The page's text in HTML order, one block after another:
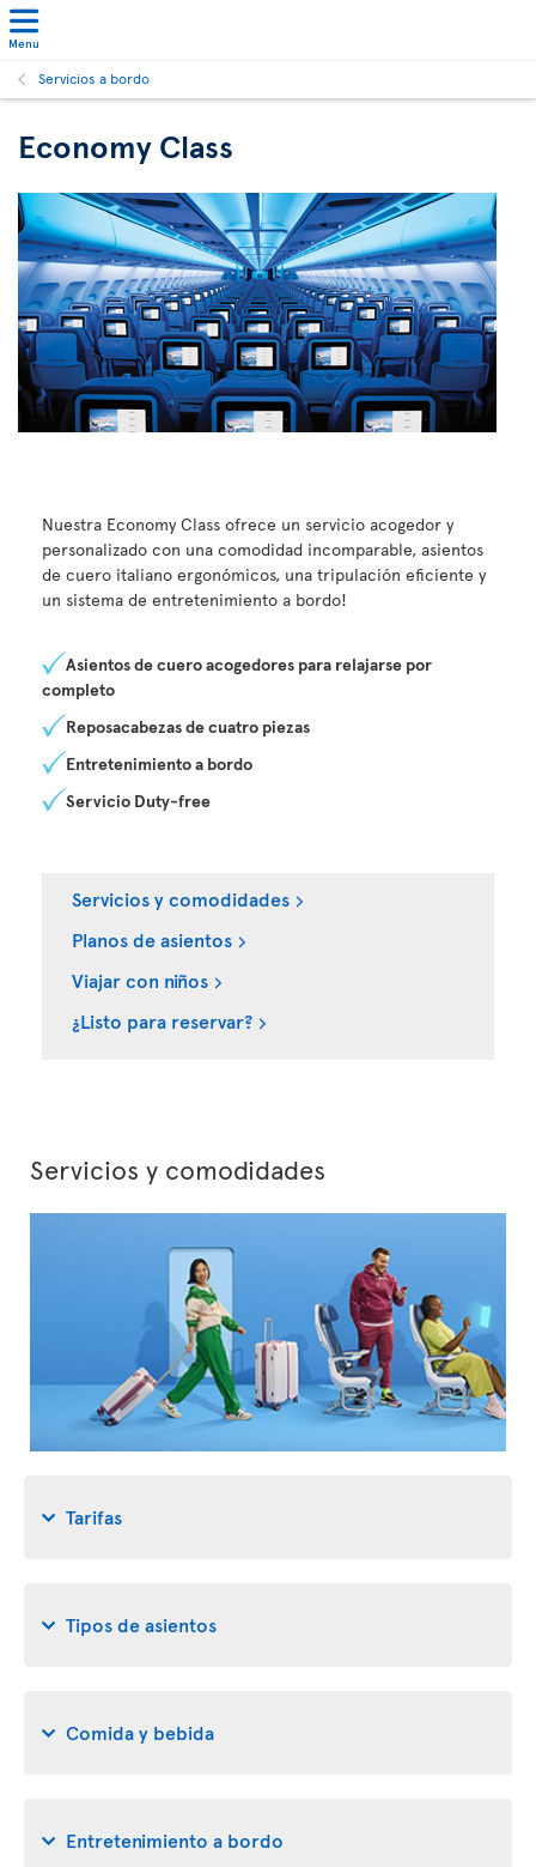
Menu
Servicios a bordo
Economy Class
Nuestra Economy Class ofrece un servicio acogedor y
personalizado con una comodidad incomparable, asientos
de cuero italiano ergonómicos, una tripulación eficiente y
un sistema de entretenimiento a bordo!
Asientos de cuero acogedores para relajarse por
completo
Reposacabezas de cuatro piezas
Entretenimiento a bordo
Servicio Duty-free
Servicios y comodidades
Planos de asientos
Viajar con niños
¿Listo para reservar?
Servicios y comodidades
Tarifas
Tipos de asientos
Comida y bebida
Entretenimiento a bordo